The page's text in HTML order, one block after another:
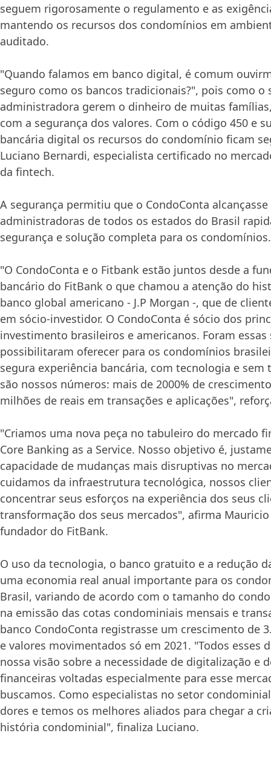
seguem rigorosamente o regulamento e as
mantendo os recursos dos condomínios em
auditado.
"Quando falamos em banco digital, é comum
seguro como os bancos tradicionais?", pois como o
administradora gerem o dinheiro de muitas
com a segurança dos valores. Com o código 450 e
bancária digital os recursos do condomínio ficam
Luciano Bernardi, especialista certificado no
da fintech.
A segurança permitiu que o CondoConta
administradoras de todos os estados do Brasil
segurança e solução completa para os condomínios.
"O CondoConta e o Fitbank estão juntos desde a
bancário do FitBank o que chamou a atenção do
banco global americano - J.P Morgan -, que de
em sócio-investidor. O CondoConta é sócio dos
investimento brasileiros e americanos. Foram
possibilitaram oferecer para os condomínios
segura experiência bancária, com tecnologia e sem
são nossos números: mais de 2000% de
milhões de reais em transações e aplicações",
"Criamos uma nova peça no tabuleiro do mercado
Core Banking as a Service. Nosso objetivo é,
capacidade de mudanças mais disruptivas no
cuidamos da infraestrutura tecnológica, nossos
concentrar seus esforços na experiência dos seus
transformação dos seus mercados", afirma Mauricio
fundador do FitBank.
O uso da tecnologia, o banco gratuito e a redução
uma economia real anual importante para os
Brasil, variando de acordo com o tamanho do
na emissão das cotas condominiais mensais e
banco CondoConta registrasse um crescimento de
e valores movimentados só em 2021. "Todos esses
nossa visão sobre a necessidade de digitalização e
financeiras voltadas especialmente para esse
buscamos. Como especialistas no setor
dores e temos os melhores aliados para chegar a
história condominial", finaliza Luciano.